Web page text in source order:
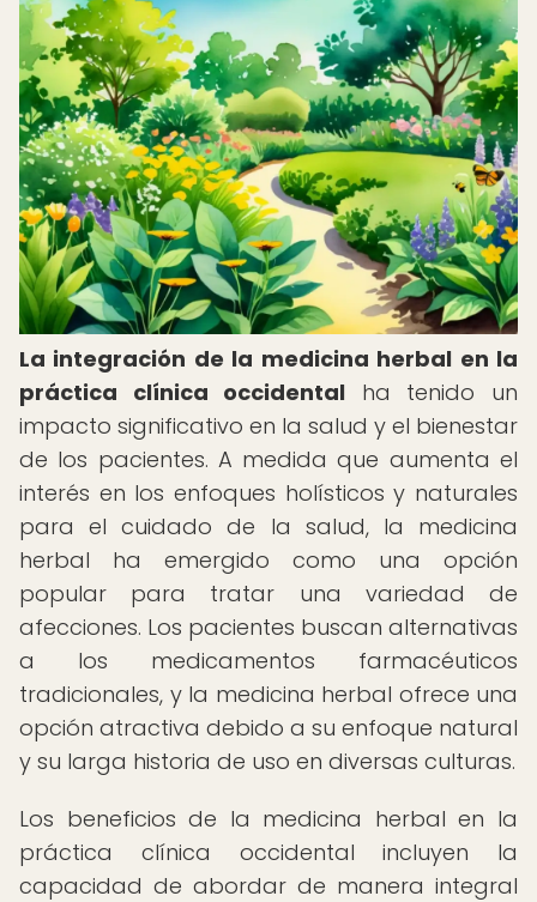
La integración de la medicina herbal en la
práctica clínica occidental ha tenido un
impacto significativo en la salud y el bienestar
de los pacientes. A medida que aumenta el
interés en los enfoques holísticos y naturales
para el cuidado de la salud, la medicina
herbal ha emergido como una opción
popular para tratar una variedad de
afecciones. Los pacientes buscan alternativas
a los medicamentos farmacéuticos
tradicionales, y la medicina herbal ofrece una
opción atractiva debido a su enfoque natural
y su larga historia de uso en diversas culturas.
Los beneficios de la medicina herbal en la
práctica clínica occidental incluyen la
capacidad de abordar de manera integral